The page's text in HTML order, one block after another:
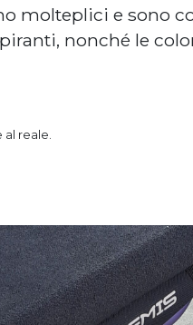
molteplici e sono
nonché le
reale.